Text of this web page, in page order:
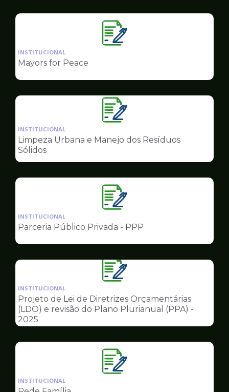
Ilustração
da
Governo
INSTITUCIONAL
Mayors for Peace
Ilustração
da
pagina
Governo
INSTITUCIONAL
Limpeza Urbana e Manejo dos Resíduos
Sólidos
Ilustração
da
pagina
Governo
INSTITUCIONAL
Parceria Público Privada - PPP
Ilustração
da
pagina
de
INSTITUCIONAL
Projeto de Lei de Diretrizes Orçamentárias
(LDO) e revisão do Plano Plurianual (PPA) -
2025
Ilustração
da
INSTITUCIONAL